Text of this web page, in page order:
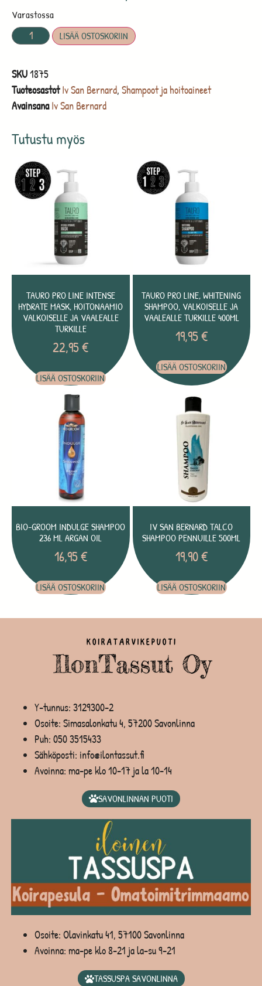
Tutustu myös
TAURO PRO LINE INTENSE
HYDRATE MASK, HOITONAAMIO
VALKOISELLE JA VAALEALLE
TURKILLE
22,95€
LISÄÄ OSTOSKORIIN
TAURO PRO LINE, WHITENING
SHAMPOO, VALKOISELLE JA
VAALEALLE TURKILLE 400ML
19,95€
LISÄÄ OSTOSKORIIN
BIO-GROOM INDULGE SHAMPOO
236 ML ARGAN OIL
16,95€
LISÄÄ OSTOSKORIIN
IV SAN BERNARD TALCO
SHAMPOO PENNUILLE 500ML
19,90€
LISÄÄ OSTOSKORIIN
Varastossa
LISÄÄ OSTOSKORIIN
SKU1875
Tuoteosastot Iv San Bernard, Shampoot ja hoitoaineet
Avainsana Iv San Bernard
Y-tunnus: 3129300-2
Osoite: Simasalonkatu 4, 57200 Savonlinna
Puh: 050 3515433
Sähköposti: info@ilontassut.fi
Avoinna: ma-pe klo 10-17 ja la 10-14
SAVONLINNAN PUOTI
Osoite: Olavinkatu 41, 57100 Savonlinna
Avoinna: ma-pe klo 8-21 ja la-su 9-21
TASSUSPA SAVONLINNA